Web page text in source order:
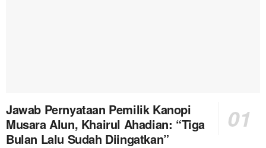
Jawab Pernyataan Pemilik Kanopi
Musara Alun, Khairul Ahadian: “Tiga
Bulan Lalu Sudah Diingatkan”